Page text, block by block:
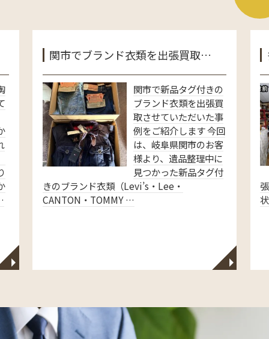
◥
関市でブランド衣類を出張買取…
関市で新品タグ付きの
ブランド衣類を出張買
取させていただいた事
例をご紹介します 今回
は、岐阜県関市のお客
様より、遺品整理中に
見つかった新品タグ付
きのブランド衣類（Levi’s・Lee・
CANTON・TOMMY …
◥